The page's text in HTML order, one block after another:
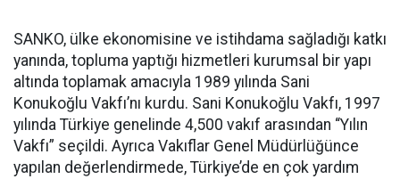
SANKO, ülke ekonomisine ve istihdama sağladığı katkı
yanında, topluma yaptığı hizmetleri kurumsal bir yapı
altında toplamak amacıyla 1989 yılında Sani
Konukoğlu Vakfı’nı kurdu. Sani Konukoğlu Vakfı, 1997
yılında Türkiye genelinde 4,500 vakıf arasından “Yılın
Vakfı” seçildi. Ayrıca Vakıflar Genel Müdürlüğünce
yapılan değerlendirmede, Türkiye’de en çok yardım